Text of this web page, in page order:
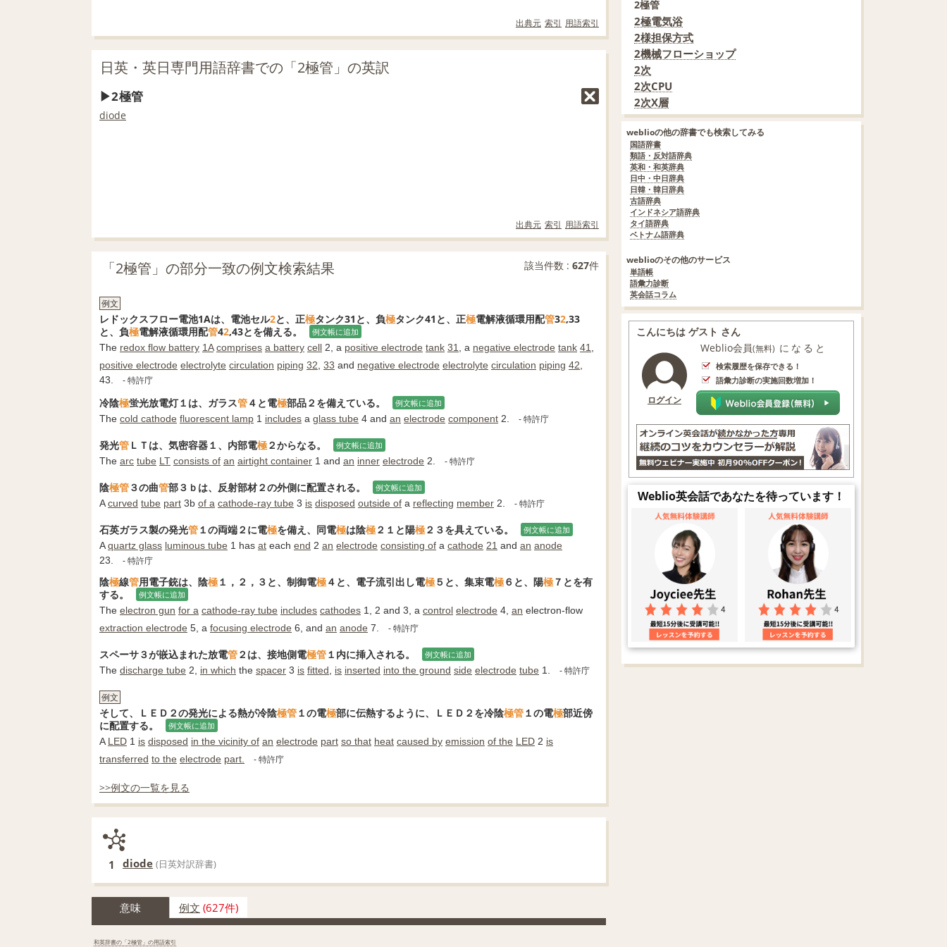
出典元 索引 用語索引
日英・英日専門用語辞書での「2極管」の英訳
2極管
diode
出典元 索引 用語索引
「2極管」の部分一致の例文検索結果 該当件数 : 627件
例文
レドックスフロー電池1Aは、電池セル2と、正極タンク31と、負極タンク41と、正極電解液循環用配管32,33
と、負極電解液循環用配管42,43とを備える。 例文帳に追加
The redox flow battery 1A comprises a battery cell 2, a positive electrode tank 31 , a negative electrode tank 41
positive electrode electrolyte circulation piping 32 33 and negative electrode electrolyte circulation piping 42
43.
- 特許庁
冷陰極蛍光放電灯１は、ガラス管４と電極部品２を備えている。 例文帳に追加
The cold cathode fluorescent lamp 1 includes a glass tube 4 and an electrode component 2. - 特許庁
発光管 ＬＴは、気密容器１、内部電極２からなる。 例文帳に追加
The arc tube LT consists of an airtight container 1 and an inner electrode 2. - 特許庁
陰極管３の曲管部３ｂは、反射部材２の外側に配置される。 例文帳に追加
Acurved tube part 3b of a cathode-ray tube 3 is disposed outside of a reflecting member 2. - 特許庁
石英ガラス製の発光管１の両端２に電極を備え、同電極は陰極２１と陽極２３を具えている。 例文帳に追加
Aquartz glass luminous tube 1 has at each end 2 an electrode consisting of a cathode 21 and an anode
23.
- 特許庁
陰極線管用電子銃は、陰極１，２，３と、制御電極４と、電子流引出し電極５と、集束電極６と、陽極７とを有
する。
例文帳に追加
The electron gun for a cathode-ray tube includes cathodes 1, 2 and 3, a control electrode 4, an electron-flow
extraction electrode 5, a focusing electrode 6, and an anode 7. - 特許庁
スペーサ３が嵌込まれた放電管２は、接地側電極管１内に挿入される。 例文帳に追加
The discharge tube 2, in which the spacer 3 is fitted is inserted into the ground side electrode tube 1. - 特許庁
例文
そして、ＬＥＤ２の発光による熱が冷陰極管１の電極部に伝熱するように、ＬＥＤ２を冷陰極管１の電極部近傍
に配置する。
例文帳に追加
A LED 1 is disposed in the vicinity of an electrode part so that heat caused by emission of the LED 2 is
transferred to the electrode part. - 特許庁
>>例文の一覧を見る
1 diode (日英対訳辞書)
意味 例文 (627件)
和英辞書の「2極管」の用語索引
2極管
2極電気浴
2様担保方式
2機械フローショップ
2次
2次CPU
2次X層
weblioの他の辞書でも検索してみる
国語辞書
類語・反対語辞典
英和・和英辞典
日中・中日辞典
日韓・韓日辞典
古語辞典
インドネシア語辞典
タイ語辞典
ベトナム語辞典
weblioのその他のサービス
単語帳
語彙力診断
英会話コラム
こんにちは ゲスト さん
ログイン
Weblio会員(無料) になると
検索履歴を保存できる！
語彙力診断の実施回数増加！
Weblio英会話であなたを待っています！